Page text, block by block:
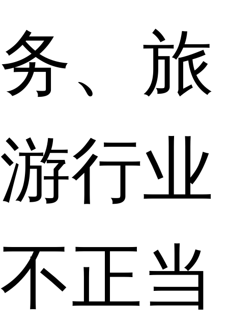
务、旅
游行业
不正当